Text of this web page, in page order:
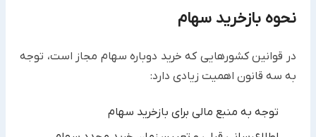
نحوه بازخرید سهام
در قوانین کشورهایی که خرید دوباره سهام مجاز است، توجه
به سه قانون اهمیت زیادی دارد:
توجه به منبع مالی برای بازخرید سهام